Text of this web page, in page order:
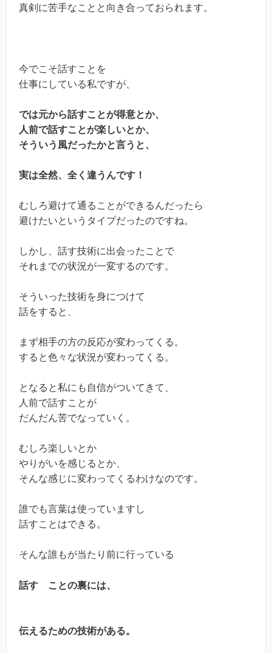
真剣に苦手なことと向き合っておられます。
今でこそ話すことを
仕事にしている私ですが、
では元から話すことが得意とか、
人前で話すことが楽しいとか、
そういう風だったかと言うと、
実は全然、全く違うんです！
むしろ避けて通ることができるんだったら
避けたいというタイプだったのですね。
しかし、話す技術に出会ったことで
それまでの状況が一変するのです。
そういった技術を身につけて
話をすると、
まず相手の方の反応が変わってくる。
すると色々な状況が変わってくる。
となると私にも自信がついてきて、
人前で話すことが
だんだん苦でなっていく。
むしろ楽しいとか
やりがいを感じるとか、
そんな感じに変わってくるわけなのです。
誰でも言葉は使っていますし
話すことはできる。
そんな誰もが当たり前に行っている
話す ことの裏には、
伝えるための技術がある。